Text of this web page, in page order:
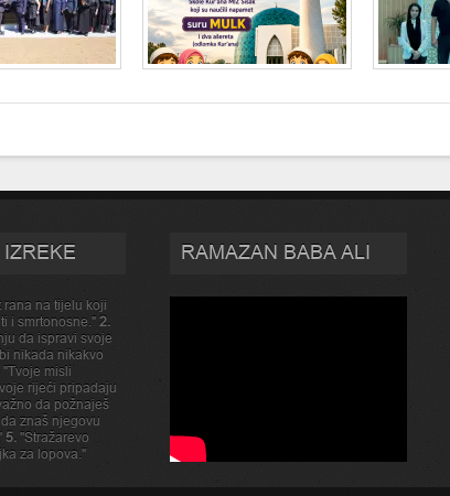
rana na tijelu koji
i smrtonosne." 2.
da ispravi svoje
nikada nikakvo
"Tvoje misli
rijeći pripadaju
da požnaješ
znaš njegovu
5. "Stražarevo
za lopova."
RAMAZAN BABA ALI